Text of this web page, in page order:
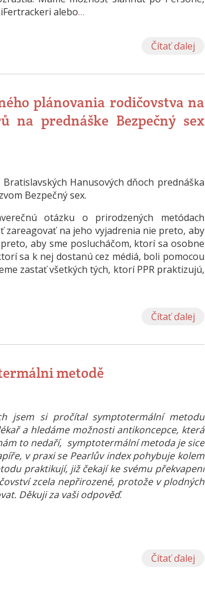
alebo…
Čítať ďalej
plánovania rodičovstva na
na prednáške Bezpečný sex
Hanusových dňoch prednáška
Bezpečný sex.
otázku o prirodzených metódach
zareagovať na jeho vyjadrenia nie preto, aby
aby sme poslucháčom, ktorí sa osobne
sa k nej dostanú cez médiá, boli pomocou
zastať všetkých tých, ktorí PPR praktizujú,
Čítať ďalej
metodě
jsem si pročítal symptotermální metodu
a hledáme možnosti antikoncepce, která
to nedaří, symptotermální metoda je sice
v praxi se Pearlův index pohybuje kolem
praktikují, již čekají ke svému překvapení
zcela nepřirozené, protože v plodných
Děkuji za vaši odpověď.
Čítať ďalej